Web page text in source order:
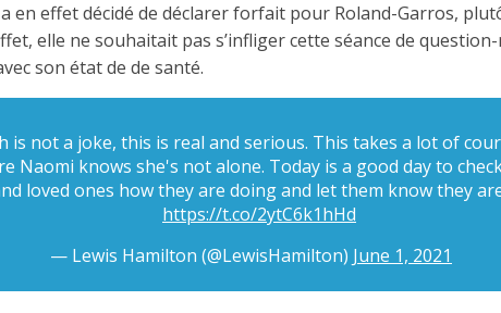
en effet décidé de déclarer forfait pour Roland-Garros,
elle ne souhaitait pas s’infliger cette séance de question-
son état de de santé.
is not a joke, this is real and serious. This takes a lot of
Naomi knows she's not alone. Today is a good day to
loved ones how they are doing and let them know they
https://t.co/2ytC6k1hHd
— Lewis Hamilton (@LewisHamilton) June 1, 2021